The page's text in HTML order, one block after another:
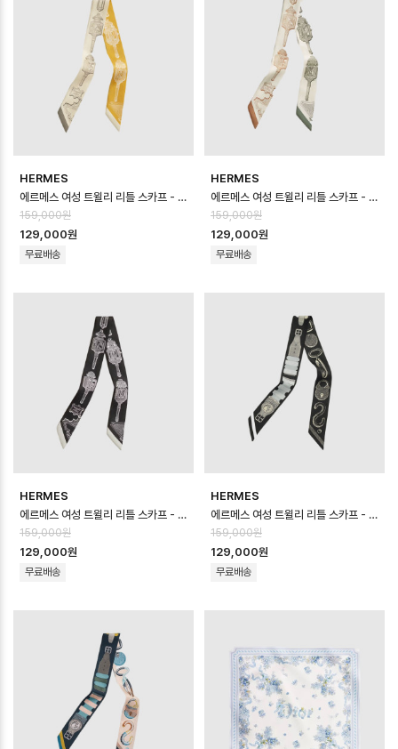
HERMES
에르메스 여성 트윌리 리틀 스카프 - Hermes Womens Twilly Little S…
159,000원
129,000원
무료배송
HERMES
에르메스 여성 트윌리 리틀 스카프 - Hermes Womens Twilly Little S…
159,000원
129,000원
무료배송
HERMES
에르메스 여성 트윌리 리틀 스카프 - Hermes Womens Twilly Little S…
159,000원
129,000원
무료배송
HERMES
에르메스 여성 트윌리 리틀 스카프 - Hermes Womens Twilly Little S…
159,000원
129,000원
무료배송